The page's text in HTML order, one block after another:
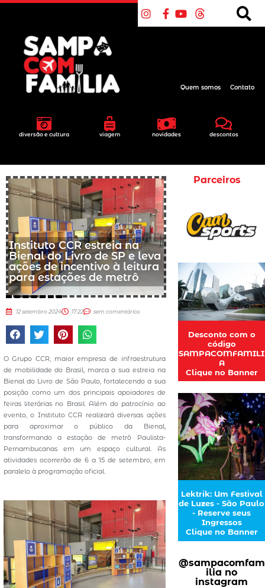
diversão e cultura viagem novidades descontos
Quem somos Contato
Instituto CCR estreia na
Bienal do Livro de SP e leva
ações de incentivo à leitura
para estações de metrô
12 setembro 2024 17:22 sem comentários
O Grupo CCR, maior empresa de infraestrutura
de mobilidade do Brasil, marca a sua estreia na
Bienal do Livro de São Paulo, fortalecendo a sua
posição como um dos principais apoiadores de
feiras literárias no Brasil. Além do patrocínio ao
evento, o Instituto CCR realizará diversas ações
para aproximar o público da Bienal,
transformando a estação de metrô Paulista-
Pernambucanas em um espaço cultural. As
atividades ocorrerão de 6 a 15 de setembro, em
paralelo à programação oficial.
Parceiros
Desconto com o
código
SAMPACOMFAMILI
A
Clique no Banner
Lektrik: Um Festival
de Luzes - São Paulo
- Reserve seus
Ingressos
Clique no Banner
@sampacomfam
ilia no
instagram